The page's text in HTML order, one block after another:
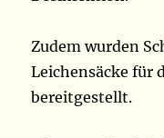
Zudem wurden
Leichensäcke für
bereitgestellt.